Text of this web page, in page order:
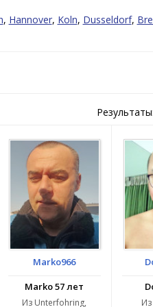
и Северного морей.
такими как Дания,
Германия является членом
и красотами природы,
и известна на весь мир
, Hannover, Koln, Dusseldorf,
Marko966
Marko 57 лет
Из Unterfohring,